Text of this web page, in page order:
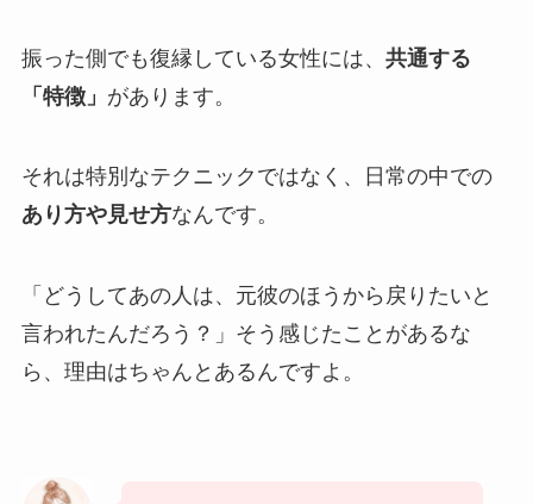
振った側でも復縁している女性には、 共通する
「特徴」 があります。
それは特別なテクニックではなく、日常の中での
あり方や見せ方なんです。
「どうしてあの人は、元彼のほうから戻りたいと
言われたんだろう？」そう感じたことがあるな
ら、理由はちゃんとあるんですよ。